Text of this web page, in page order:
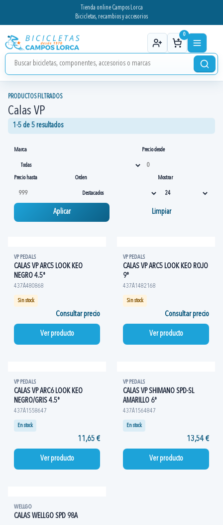
Tienda online Campos Lorca
Bicicletas, recambios y accesorios
0
PRODUCTOS FILTRADOS
Calas VP
1-5 de 5 resultados
Marca Precio desde
Precio hasta Orden Mostrar
Aplicar Limpiar
VP PEDALS
CALAS VP ARC5 LOOK KEO
NEGRO 4.5º
437A480868
Sin stock
Consultar precio
Ver producto
VP PEDALS
CALAS VP ARC5 LOOK KEO ROJO
9º
437A1482168
Sin stock
Consultar precio
Ver producto
VP PEDALS
CALAS VP ARC6 LOOK KEO
NEGRO/GRIS 4.5º
437A1558647
En stock
11,65 €
Ver producto
VP PEDALS
CALAS VP SHIMANO SPD-SL
AMARILLO 6º
437A1564847
En stock
13,54 €
Ver producto
WELLGO
CALAS WELLGO SPD 98A